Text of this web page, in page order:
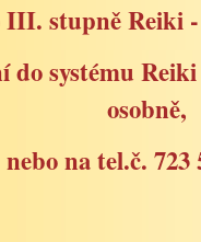
III. stupně Reiki
do systému
osobně,
nebo na tel.č. 723